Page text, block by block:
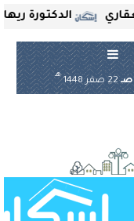
الدكتورة ريهام
22 صفر 1448
هـ